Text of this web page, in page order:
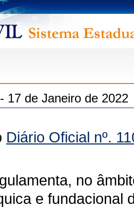
17 de Janeiro de 2022
Diário Oficial nº.
no
e fundacional